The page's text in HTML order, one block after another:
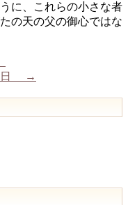
に、これらの小さな者
の天の父の御心ではな
日
→